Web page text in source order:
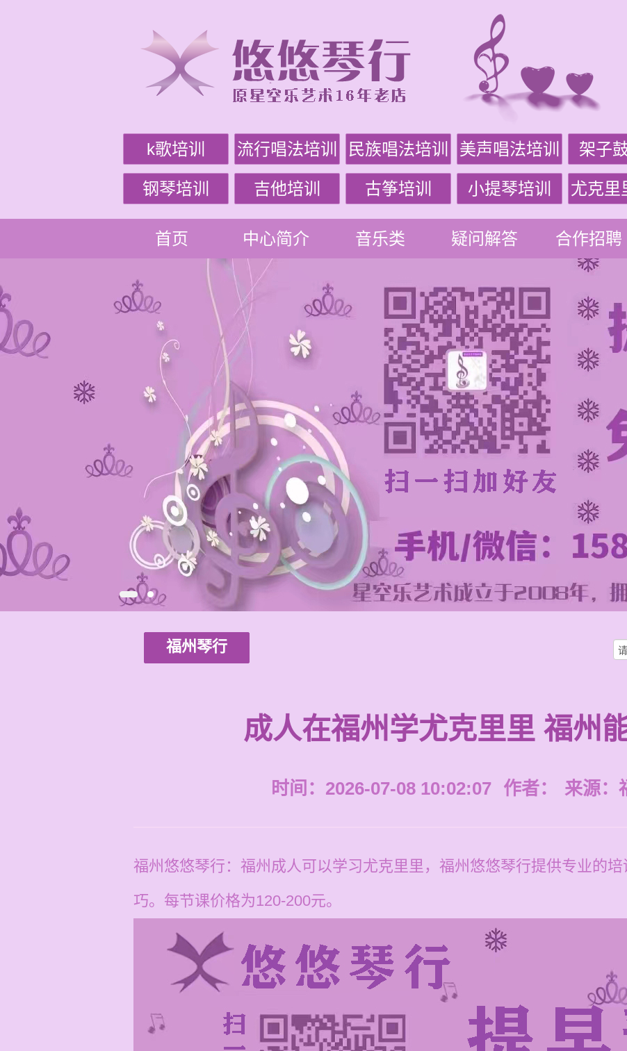
k歌培训 流行唱法培训 民族唱法培训 美声唱法培训 架子
钢琴培训 吉他培训 古筝培训 小提琴培训 尤克里
首页 中心简介 音乐类 疑问解答 合作招聘
福州琴行
成人在福州学尤克里里 福州
时间：2026-07-08 10:02:07 作者： 来源：
福州悠悠琴行：福州成人可以学习尤克里里，福州悠悠琴行提供专业的
巧。每节课价格为120-200元。